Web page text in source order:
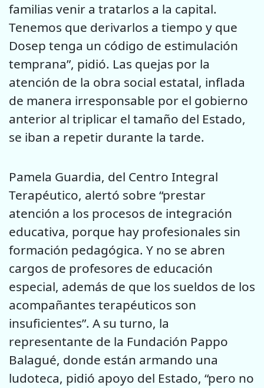
familias venir a tratarlos a la capital.
Tenemos que derivarlos a tiempo y que
Dosep tenga un código de estimulación
temprana”, pidió. Las quejas por la
atención de la obra social estatal, inflada
de manera irresponsable por el gobierno
anterior al triplicar el tamaño del Estado,
se iban a repetir durante la tarde.
Pamela Guardia, del Centro Integral
Terapéutico, alertó sobre “prestar
atención a los procesos de integración
educativa, porque hay profesionales sin
formación pedagógica. Y no se abren
cargos de profesores de educación
especial, además de que los sueldos de los
acompañantes terapéuticos son
insuficientes”. A su turno, la
representante de la Fundación Pappo
Balagué, donde están armando una
ludoteca, pidió apoyo del Estado, “pero no